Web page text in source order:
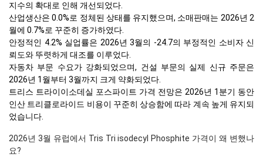
지수의 확대로 인해 개선되었다.
산업생산은 0.0%로 정체된 상태를 유지했으며, 소매판매는 2026년 2
월에 0.7%로 꾸준히 증가하였다.
안정적인 4.2% 실업률은 2026년 3월의 -24.7의 부정적인 소비자 신
뢰도와 뚜렷하게 대조를 이루었다.
자동차 부문 수요가 강화되었으며, 건설 부문의 실제 신규 주문은
2026년 1월부터 3월까지 크게 약화되었다.
트리스 트라이이소데실 포스파이트 가격 전망은 2026년 1분기 동안
인산 트리클로라이드 비용이 꾸준히 상승함에 따라 계속 높게 유지되
었습니다.
2026년 3월 유럽에서 Tris Tri isodecyl Phosphite 가격이 왜 변했나
요?